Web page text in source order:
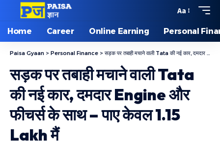
Aa
Home Career Online Earning Personal
Paisa Gyaan > Personal Finance > सड़क पर तबाही मचाने वाली Tata की नई कार, दमदार Engine और फीचर्स के साथ – पाए केवल 1.15 Lakh मैं
सड़क पर तबाही मचाने वाली Tata
की नई कार, दमदार Engine और
फीचर्स के साथ – पाए केवल 1.15
Lakh मैं